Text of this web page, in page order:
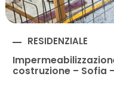
RESIDENZIALE
costruzione – Sofia